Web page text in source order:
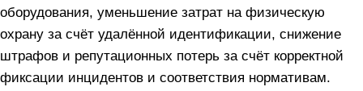
оборудования, уменьшение затрат на физическую
охрану за счёт удалённой идентификации, снижение
штрафов и репутационных потерь за счёт корректной
фиксации инцидентов и соответствия нормативам.